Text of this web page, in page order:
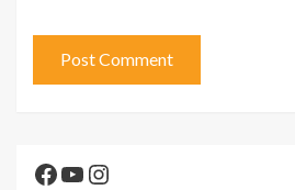
Facebook
YouTube
Instagram